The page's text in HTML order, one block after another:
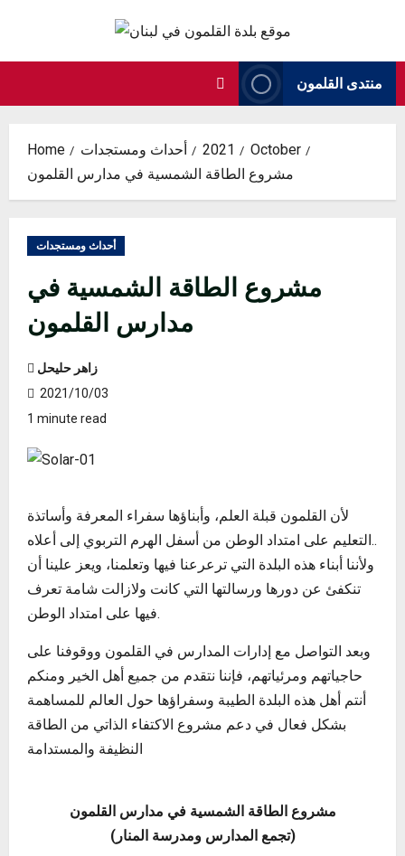
content
منتدى القلمون
Home أحداث ومستجدات 2021
October
مشروع الطاقة الشمسية في مدارس القلمون
أحداث ومستجدات
مشروع الطاقة الشمسية في
مدارس القلمون
زاهر حليحل
2021/10/03
1 minute read
لأن القلمون قبلة العلم، وأبناؤها سفراء المعرفة وأساتذة
التعليم على امتداد الوطن من أسفل الهرم التربوي إلى أعلاه..
ولأننا أبناء هذه البلدة التي ترعرعنا فيها وتعلمنا، ويعز علينا أن
تنكفئ عن دورها ورسالتها التي كانت ولازالت شامة تعرف
فيها على امتداد الوطن.
وبعد التواصل مع إدارات المدارس في القلمون ووقوفنا على
حاجياتهم ومرئياتهم، فإننا نتقدم من جميع أهل الخير ومنكم
أنتم أهل هذه البلدة الطيبة وسفراؤها حول العالم للمساهمة
بشكل فعال في دعم مشروع الاكتفاء الذاتي من الطاقة
النظيفة والمستدامة
مشروع الطاقة الشمسية في مدارس القلمون
(تجمع المدارس ومدرسة المنار)